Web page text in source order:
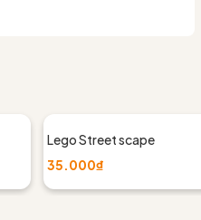
Lego Street scape
35.000₫